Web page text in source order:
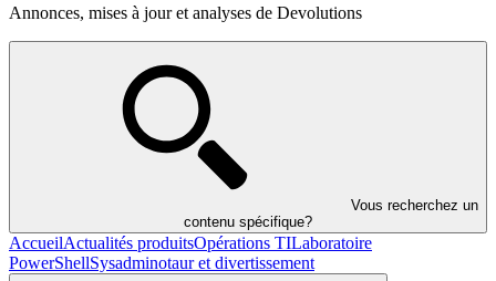
Annonces, mises à jour et analyses de Devolutions
Vous recherchez un
contenu spécifique?
AccueilActualités produitsOpérations TILaboratoire
PowerShellSysadminotaur et divertissement